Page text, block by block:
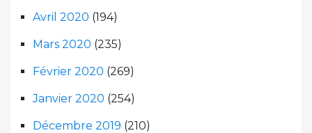
Avril 2020 (194)
Mars 2020 (235)
Février 2020 (269)
Janvier 2020 (254)
Décembre 2019 (210)